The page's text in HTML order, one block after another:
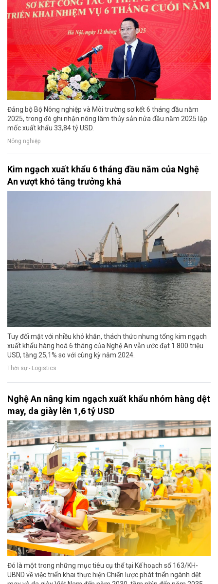
Đảng bộ Bộ Nông nghiệp và Môi trường sơ kết 6 tháng đầu năm
2025, trong đó ghi nhận nông lâm thủy sản nửa đầu năm 2025 lập
mốc xuất khẩu 33,84 tỷ USD.
Nông nghiệp
Kim ngạch xuất khẩu 6 tháng đầu năm của Nghệ
An vượt khó tăng trưởng khá
Tuy đối mặt với nhiều khó khăn, thách thức nhưng tổng kim ngạch
xuất khẩu hàng hoá 6 tháng của Nghệ An vẫn ước đạt 1.800 triệu
USD, tăng 25,1% so với cùng kỳ năm 2024.
Thời sự - Logistics
Nghệ An nâng kim ngạch xuất khẩu nhóm hàng dệt
may, da giày lên 1,6 tỷ USD
Đó là một trong những mục tiêu cụ thể tại Kế hoạch số 163/KH-
UBND về việc triển khai thực hiện Chiến lược phát triển ngành dệt